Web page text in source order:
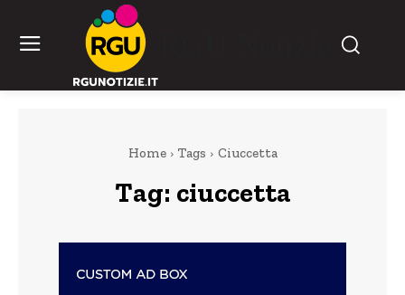
Home Tags Ciuccetta
Tag: ciuccetta